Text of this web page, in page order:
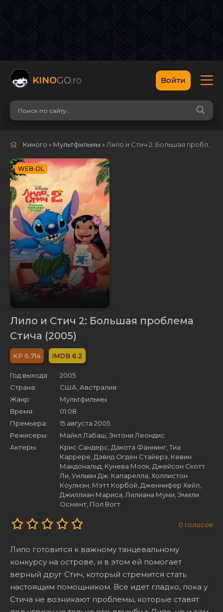
KINOGO.ro Войти
Киного » Мультфильмы » Лило и Стич 2: Большая проблема Стича
WEB-DL
Лило и Стич 2: Большая проблема
Стича (2005)
6.714 6.2
Год выхода:
2005
Страна:
США, Австралия
Жанр:
Мультфильмы
Время:
01:08
Премьера:
15 августа 2005
Режисеры:
Майкл ЛаБаш, Энтони Леондис
Актеры:
Крис Сандерс, Дакота Фаннинг, Тиа
Каррере, Дэвид Огден Стайерз, Кевин
Макдональд, Кунева Моок, Джейсон Скотт
Ли, Уильям Дж. Капарелла, Холлистон
Коулмэн, Мэтт Корбой, Дженнифер Хейл,
Джиллиан Мариса, Лилиана Муми, Эмили
Осмент, Пол Вогт
0 голосов
Лило готовится к важному танцевальному
конкурсу на острове, и в этом ей помогает
верный друг Стич, который стремится стать
настоящим помощником. Все идет гладко, пока у
Стича не возникают проблемы, которые ставят